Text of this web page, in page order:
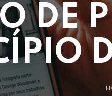
DE